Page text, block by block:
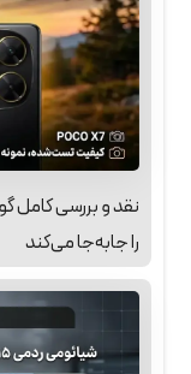
را جابه‌جا می‌کند